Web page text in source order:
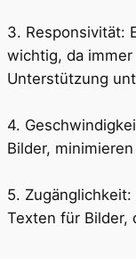
3. Responsivität:
wichtig, da
Unterstützung
4.
Bilder,
5.
Texten für Bilder,